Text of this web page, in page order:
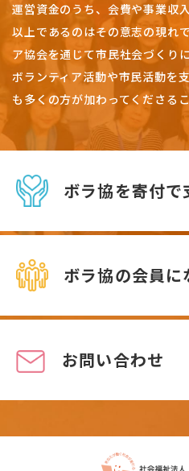
運営資金のうち、会費や事業収
以上であるのはその意志の現れで
ア協会を通じて市民社会づくり
ボランティア活動や市民活動を
も多くの方が加わってくださる
ボラ協を寄付で
ボラ協の会員に
お問い合わせ